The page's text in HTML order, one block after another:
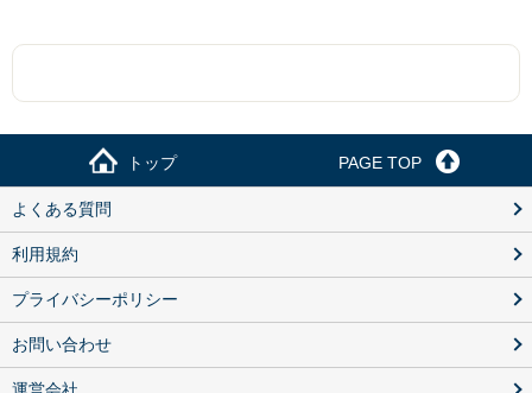
トップ PAGE TOP
よくある質問
利用規約
プライバシーポリシー
お問い合わせ
運営会社